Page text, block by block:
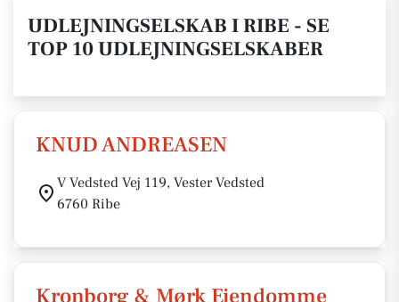
UDLEJNINGSELSKAB I RIBE - SE
TOP 10 UDLEJNINGSELSKABER
KNUD ANDREASEN
V Vedsted Vej 119, Vester Vedsted
6760 Ribe
Kronborg & Mørk Ejendomme